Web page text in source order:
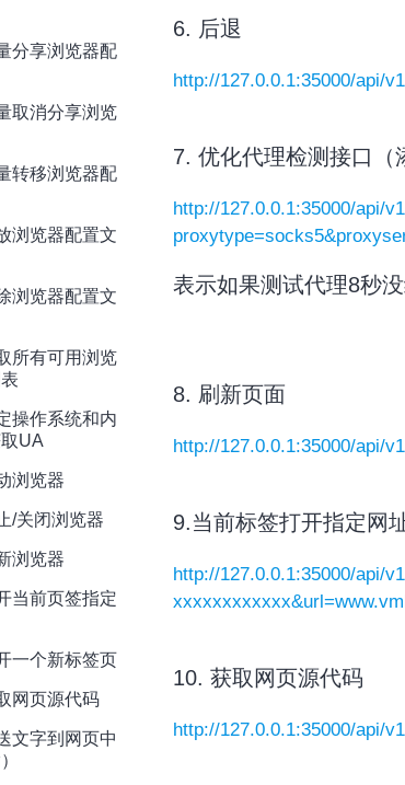
分享浏览器配
取消分享浏览
转移浏览器配
浏览器配置文
浏览器配置文
所有可用浏览
操作系统和内
UA
浏览器
/关闭浏览器
浏览器
当前页签指定
一个新标签页
网页源代码
文字到网页中
6. 后退
http://127.0.0.1:35000/api/
7. 优化代理检测接口（
http://127.0.0.1:35000/api/
表示如果测试代理8秒
8. 刷新页面
http://127.0.0.1:35000/api/
9.当前标签打开指定网
http://127.0.0.1:35000/api/
10. 获取网页源代码
http://127.0.0.1:35000/api/